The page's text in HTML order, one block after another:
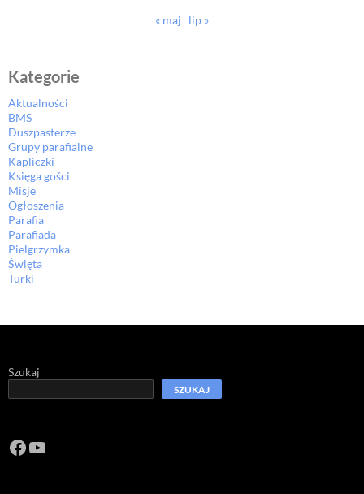
« maj lip »
Kategorie
Aktualności
BMS
Duszpasterze
Grupy parafialne
Kapliczki
Księga gości
Misje
Ogłoszenia
Parafia
Parafiada
Pielgrzymka
Święta
Turki
Szukaj
SZUKAJ
Facebook
https://www.youtube.com/channel/